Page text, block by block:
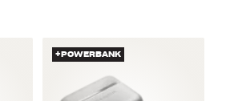
+POWERBANK